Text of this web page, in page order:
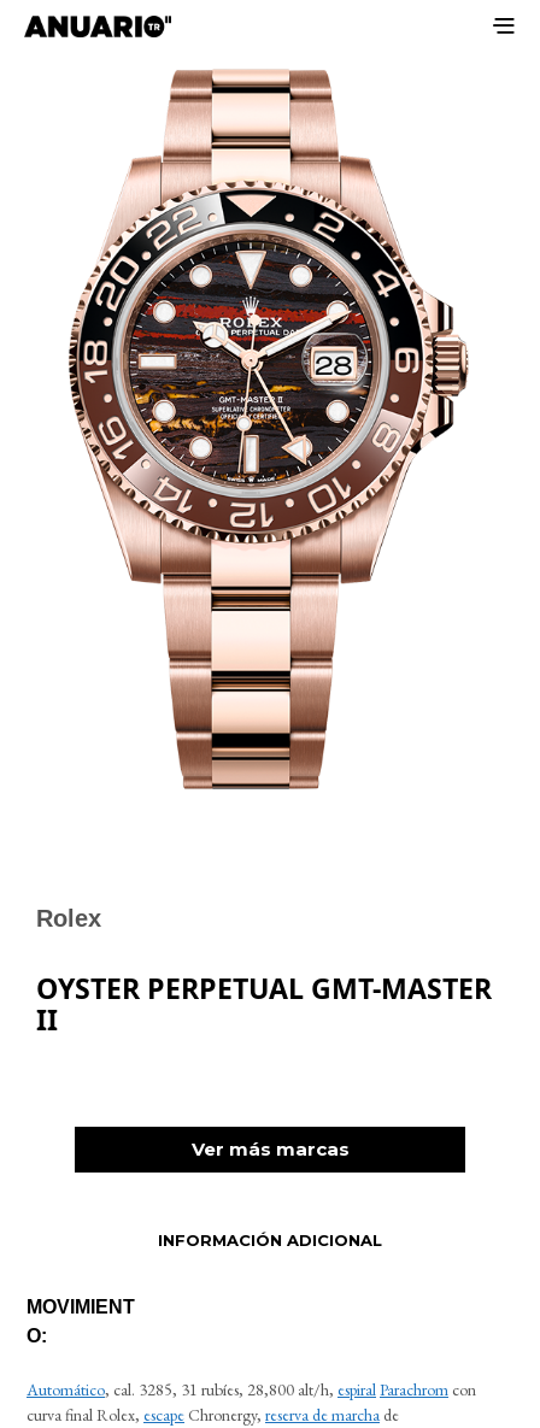
Rolex
OYSTER PERPETUAL GMT-MASTER
II
Ver más marcas
INFORMACIÓN ADICIONAL
MOVIMIENT
O:
Automático, cal. 3285, 31 rubíes, 28,800 alt/h, espiralParachrom con
curva final Rolex, escape Chronergy, reserva de marcha de